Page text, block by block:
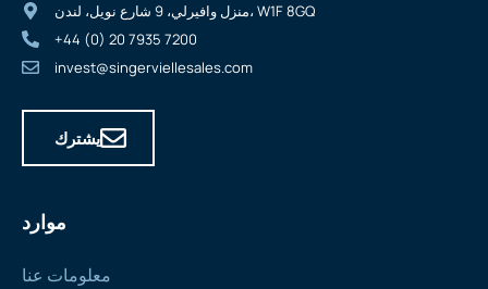
موارد
معلومات عنا
منزل وافيرلي، 9 شارع نويل، لندن، W1F 8GQ
+44 (0) 20 7935 7200
invest@singerviellesales.com
يشترك